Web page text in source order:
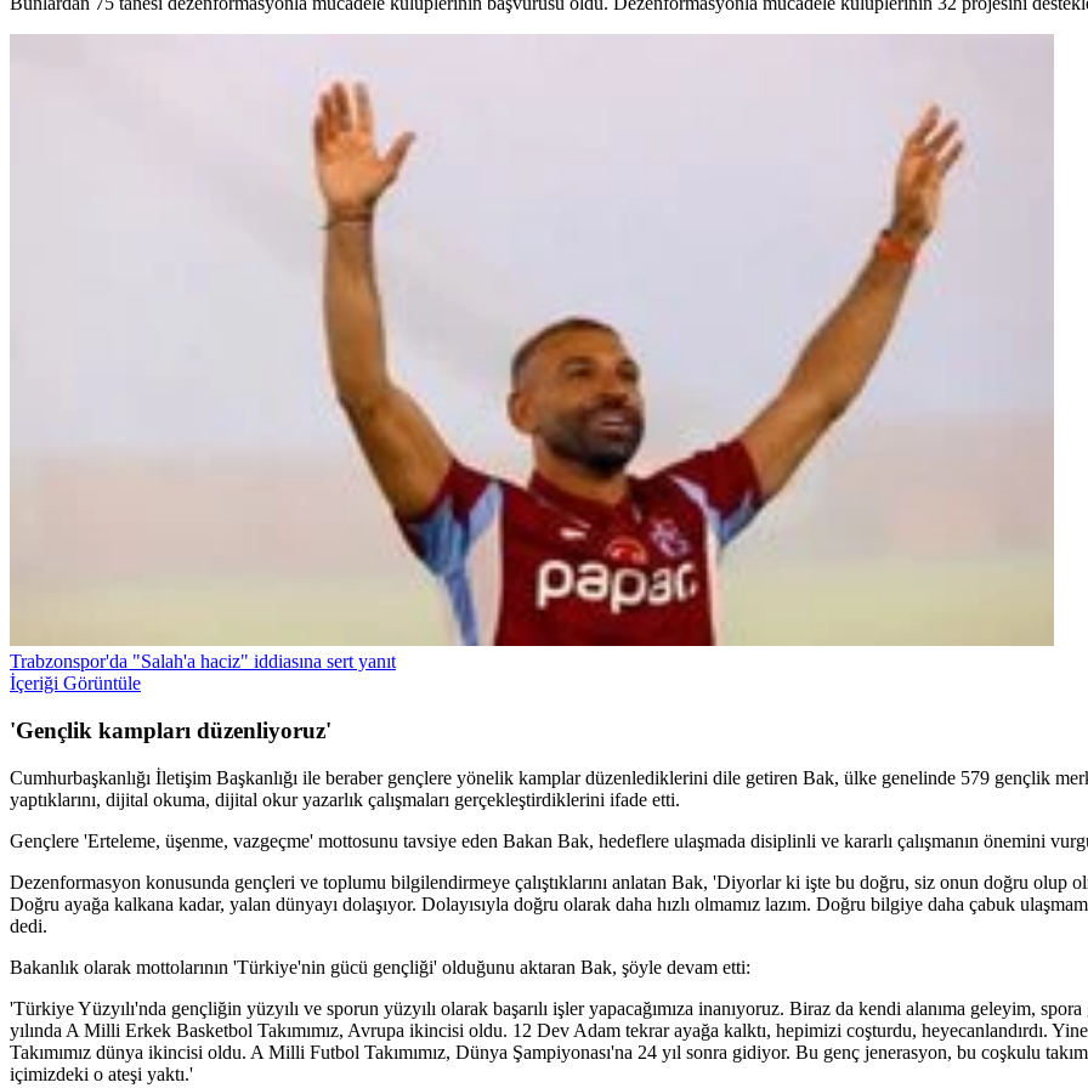
Trabzonspor'da "Salah'a haciz" iddiasına sert yanıt
İçeriği Görüntüle
'Gençlik kampları düzenliyoruz'
Cumhurbaşkanlığı İletişim Başkanlığı ile beraber gençlere yönelik kamplar düzenlediklerini dile getiren Bak, ülke genelinde 579 gençlik
yaptıklarını, dijital okuma, dijital okur yazarlık çalışmaları gerçekleştirdiklerini ifade etti.
Gençlere 'Erteleme, üşenme, vazgeçme' mottosunu tavsiye eden Bakan Bak, hedeflere ulaşmada disiplinli ve kararlı çalışmanın önemini
Dezenformasyon konusunda gençleri ve toplumu bilgilendirmeye çalıştıklarını anlatan Bak, 'Diyorlar ki işte bu doğru, siz onun doğru olup
Doğru ayağa kalkana kadar, yalan dünyayı dolaşıyor. Dolayısıyla doğru olarak daha hızlı olmamız lazım. Doğru bilgiye daha çabuk
dedi.
Bakanlık olarak mottolarının 'Türkiye'nin gücü gençliği' olduğunu aktaran Bak, şöyle devam etti:
'Türkiye Yüzyılı'nda gençliğin yüzyılı ve sporun yüzyılı olarak başarılı işler yapacağımıza inanıyoruz. Biraz da kendi alanıma geleyim,
yılında A Milli Erkek Basketbol Takımımız, Avrupa ikincisi oldu. 12 Dev Adam tekrar ayağa kalktı, hepimizi coşturdu, heyecanlandırdı.
Takımımız dünya ikincisi oldu. A Milli Futbol Takımımız, Dünya Şampiyonası'na 24 yıl sonra gidiyor. Bu genç jenerasyon, bu coşkulu
içimizdeki o ateşi yaktı.'